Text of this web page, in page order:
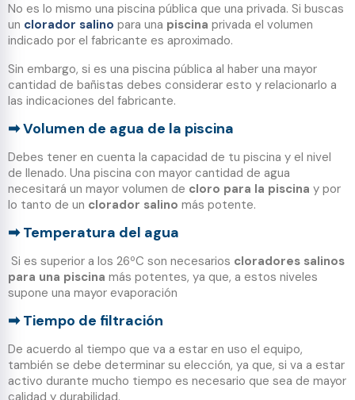
No es lo mismo una piscina pública que una privada. Si buscas
un clorador salino para una piscina privada el volumen
indicado por el fabricante es aproximado.
Sin embargo, si es una piscina pública al haber una mayor
cantidad de bañistas debes considerar esto y relacionarlo a
las indicaciones del fabricante.
➡ Volumen de agua de la piscina
Debes tener en cuenta la capacidad de tu piscina y el nivel
de llenado. Una piscina con mayor cantidad de agua
necesitará un mayor volumen de cloro para la piscina y por
lo tanto de un clorador salino más potente.
➡ Temperatura del agua
Si es superior a los 26ºC son necesarios cloradores salinos
para una piscina más potentes, ya que, a estos niveles
supone una mayor evaporación
➡ Tiempo de filtración
De acuerdo al tiempo que va a estar en uso el equipo,
también se debe determinar su elección, ya que, si va a estar
activo durante mucho tiempo es necesario que sea de mayor
calidad y durabilidad.